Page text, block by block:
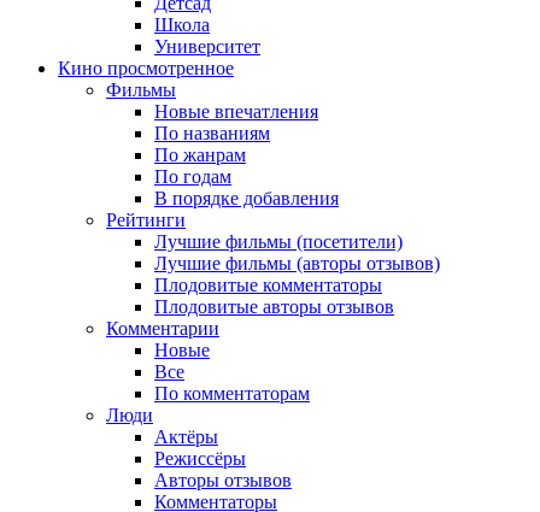
Школа
Университет
Кино просмотренное
Фильмы
Новые впечатления
По названиям
По жанрам
По годам
В порядке добавления
Рейтинги
Лучшие фильмы (посетители)
Лучшие фильмы (авторы отзывов)
Плодовитые комментаторы
Плодовитые авторы отзывов
Комментарии
Новые
Все
По комментаторам
Люди
Актёры
Режиссёры
Авторы отзывов
Комментаторы